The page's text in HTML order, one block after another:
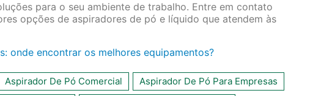
para o seu ambiente de trabalho. Entre em contato
opções de aspiradores de pó e líquido que atendem às
onde encontrar os melhores equipamentos?
Aspirador De Pó Comercial
Aspirador De Pó Para Empresas